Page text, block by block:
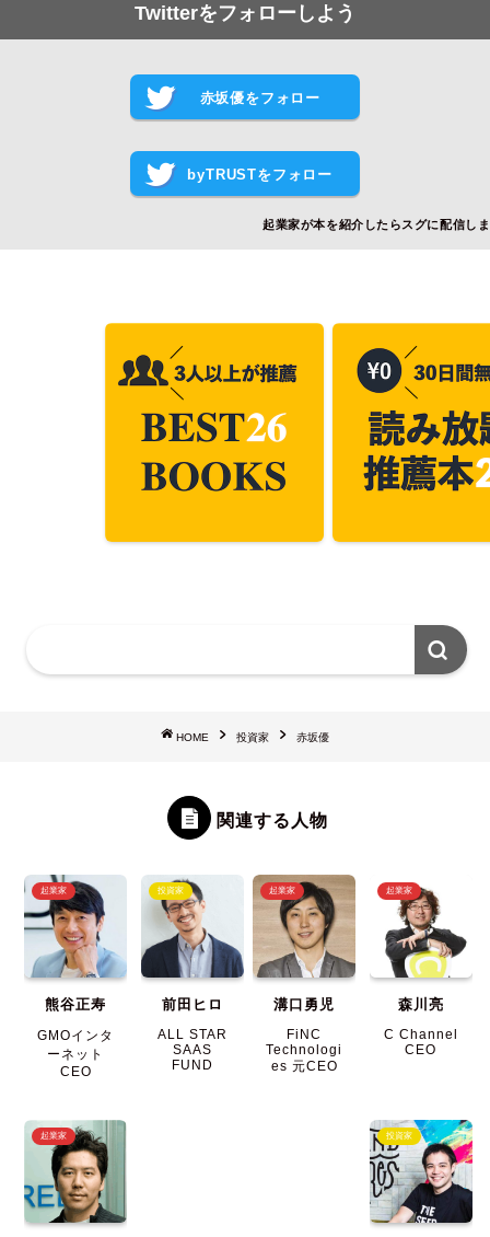
Twitterをフォローしよう
赤坂優をフォロー
byTRUSTをフォロー
起業家が本を紹介したらスグに配信し
HOME 投資家 赤坂優
関連する人物
起業家
熊谷正寿
GMOインタ
ーネット
CEO
投資家
前田ヒロ
ALL STAR
SAAS
FUND
起業家
溝口勇児
FiNC
Technologi
es 元CEO
起業家
森川亮
C Channel
CEO
起業家 投資家